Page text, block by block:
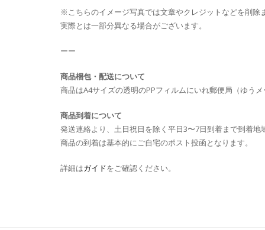
※こちらのイメージ写真では文章やクレジットなどを削除
実際とは一部分異なる場合がございます。
ーー
商品梱包・配送について
商品はA4サイズの透明のPPフィルムにいれ郵便局（ゆう
商品到着について
発送連絡より、土日祝日を除く平日3〜7日到着まで到着
商品の到着は基本的にご自宅のポスト投函となります。
詳細はガイドをご確認ください。